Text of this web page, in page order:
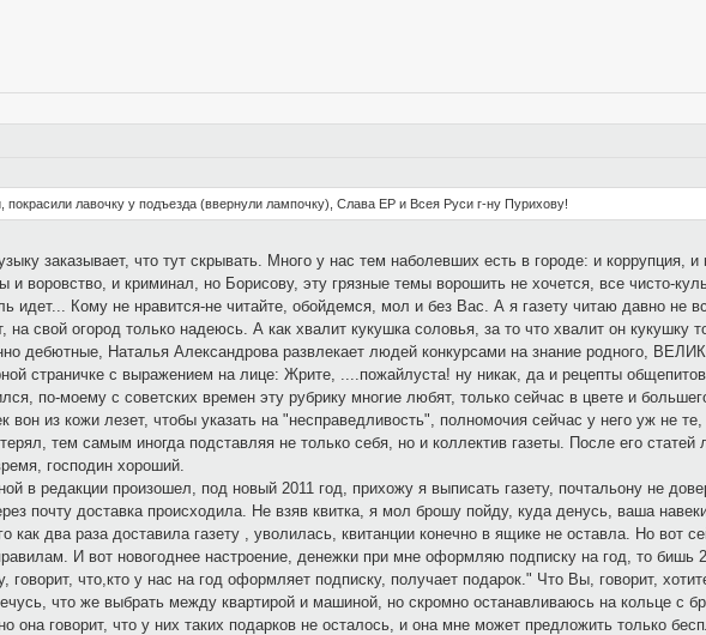
покрасили лавочку у подъезда (ввернули лампочку), Слава ЕР и Всея Руси г-ну Пурихову!
заказывает, что тут скрывать. Много у нас тем наболевших есть в городе: и коррупция,
и воровство, и криминал, но Борисову, эту грязные темы ворошить не хочется, все чисто-
идет... Кому не нравится-не читайте, обойдемся, мол и без Вас. А я газету читаю давно не
свой огород только надеюсь. А как хвалит кукушка соловья, за то что хвалит он кукушку
дебютные, Наталья Александрова развлекает людей конкурсами на знание родного,
страничке с выражением на лице: Жрите, ....пожайлуста! ну никак, да и рецепты
по-моему с советских времен эту рубрику многие любят, только сейчас в цвете и
вон из кожи лезет, чтобы указать на "несправедливость", полномочия сейчас у него уж не
тем самым иногда подставляя не только себя, но и коллектив газеты. После его
господин хороший.
в редакции произошел, под новый 2011 год, прихожу я выписать газету, почтальону не
почту доставка происходила. Не взяв квитка, я мол брошу пойду, куда денусь, ваша
как два раза доставила газету , уволилась, квитанции конечно в ящике не оставла. Но
И вот новогоднее настроение, денежки при мне оформляю подписку на год, то бишь
говорит, что,кто у нас на год оформляет подписку, получает подарок." Что Вы, говорит,
что же выбрать между квартирой и машиной, но скромно останавливаюсь на кольце с
она говорит, что у них таких подарков не осталось, и она мне может предложить только